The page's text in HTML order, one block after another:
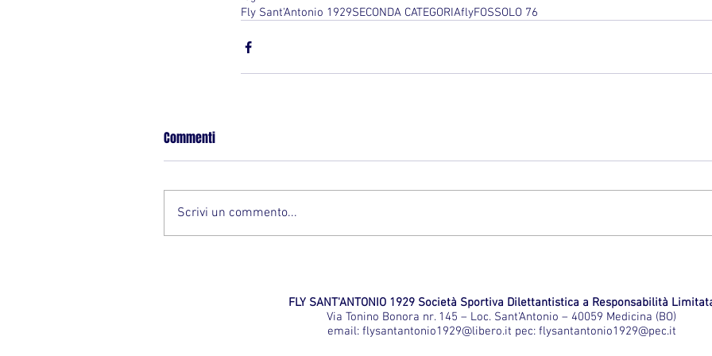
Fly Sant'Antonio 1929SECONDA CATEGORIAflyFOSSOLO 76
Commenti
Scrivi un commento...
FLY SANT'ANTONIO 1929 Società Sportiva Dilettantistica a Responsabilità
Via Tonino Bonora nr. 145 – Loc. Sant'Antonio – 40059 Medicina (BO)
email: flysantantonio1929@libero.it pec: flysantantonio1929@pec.it